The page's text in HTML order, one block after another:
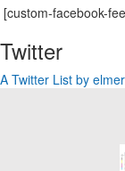
[custom-facebook-
Twitter
A Twitter List by